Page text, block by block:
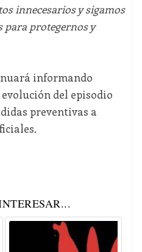
innecesarios y sigamos
para protegernos y
informando
del episodio
preventivas a